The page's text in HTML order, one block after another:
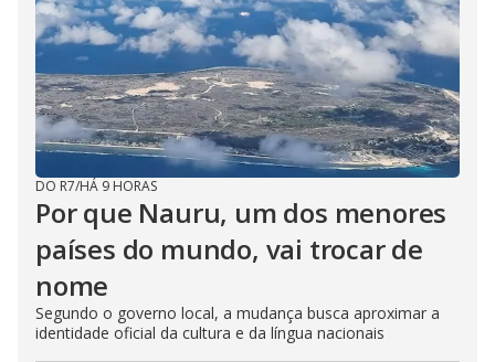
DO R7/HÁ 9 HORAS
Por que Nauru, um dos menores
países do mundo, vai trocar de
nome
Segundo o governo local, a mudança busca aproximar a
identidade oficial da cultura e da língua nacionais